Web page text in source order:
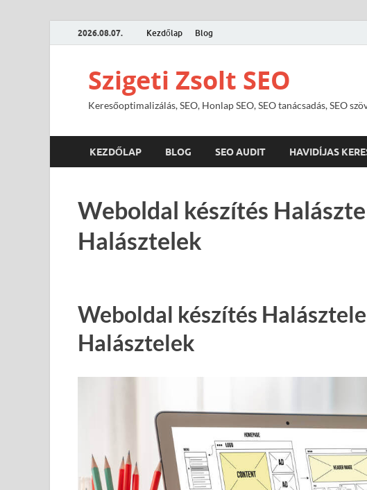
2026.08.07. Kezdőlap Blog
Szigeti Zsolt SEO
Keresőoptimalizálás, SEO, Honlap SEO, SEO tanácsadás, SEO
KEZDŐLAP BLOG SEO AUDIT HAVIDÍJAS
Weboldal készítés
Halásztelek
Weboldal készítés
Halásztelek